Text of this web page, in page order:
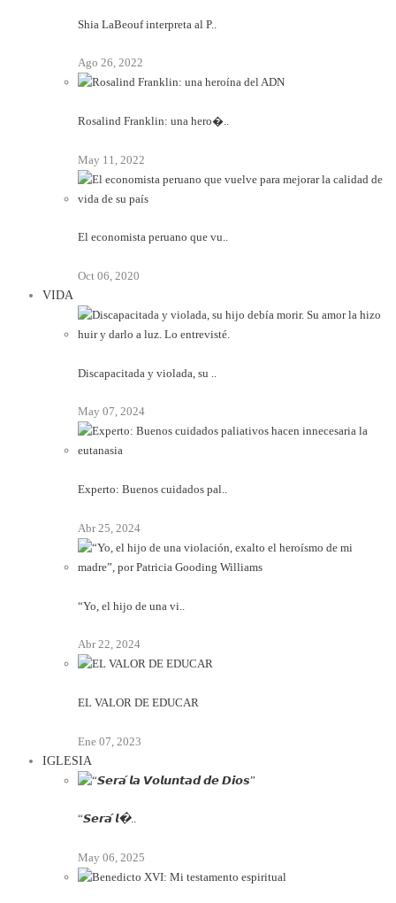
Shia LaBeouf interpreta al P..
Ago 26, 2022
Rosalind Franklin: una hero�..
May 11, 2022
El economista peruano que vu..
Oct 06, 2020
VIDA
Discapacitada y violada, su ..
May 07, 2024
Experto: Buenos cuidados pal..
Abr 25, 2024
“Yo, el hijo de una vi..
Abr 22, 2024
EL VALOR DE EDUCAR
Ene 07, 2023
IGLESIA
“𝙎𝙚𝙧𝙖́ 𝙡�..
May 06, 2025